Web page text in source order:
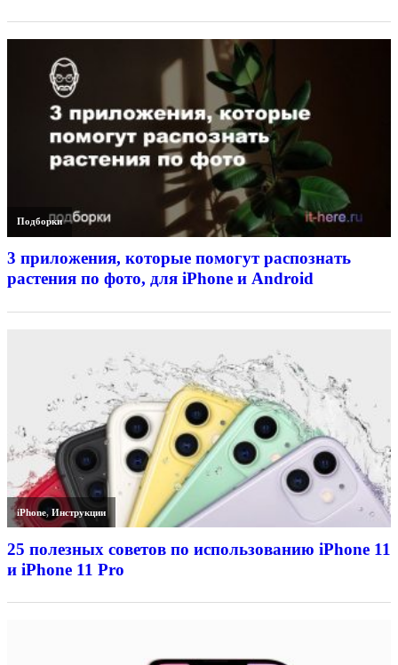
Подборки
3 приложения, которые помогут распознать
растения по фото, для iPhone и Android
iPhone,Инструкции
25 полезных советов по использованию iPhone 11
и iPhone 11 Pro